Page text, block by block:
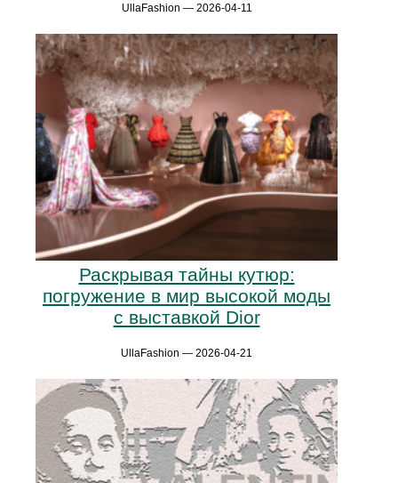
UllaFashion — 2026-04-11
Раскрывая тайны кутюр:
погружение в мир высокой моды
с выставкой Dior
UllaFashion — 2026-04-21